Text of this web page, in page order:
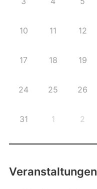
10 11 12
17 18 19
24 25 26
31 1 2
Veranstaltungen